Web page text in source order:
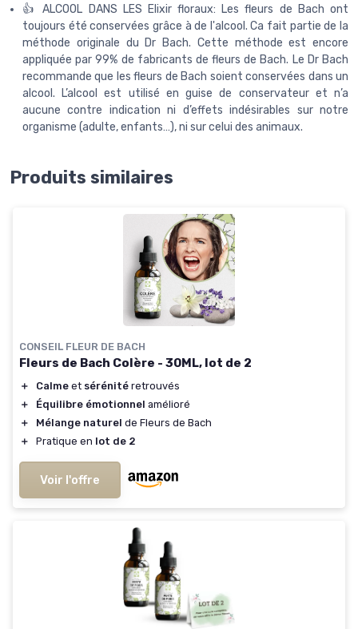
👍 ALCOOL DANS LES Elixir floraux: Les fleurs de Bach ont
toujours été conservées grâce à de l'alcool. Ca fait partie de la
méthode originale du Dr Bach. Cette méthode est encore
appliquée par 99% de fabricants de fleurs de Bach. Le Dr Bach
recommande que les fleurs de Bach soient conservées dans un
alcool. L’alcool est utilisé en guise de conservateur et n’a
aucune contre indication ni d’effets indésirables sur notre
organisme (adulte, enfants…), ni sur celui des animaux.
Produits similaires
CONSEIL FLEUR DE BACH
Fleurs de Bach Colère - 30ML, lot de 2
＋ Calme et sérénité retrouvés
＋
Équilibre émotionnel amélioré
＋
Mélange naturel de Fleurs de Bach
＋
Pratique en lot de 2
Voir l'offre